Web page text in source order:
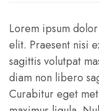
Lorem ipsum
elit. Praesent nisi
sagittis volutpat
diam non libero
Curabitur eget